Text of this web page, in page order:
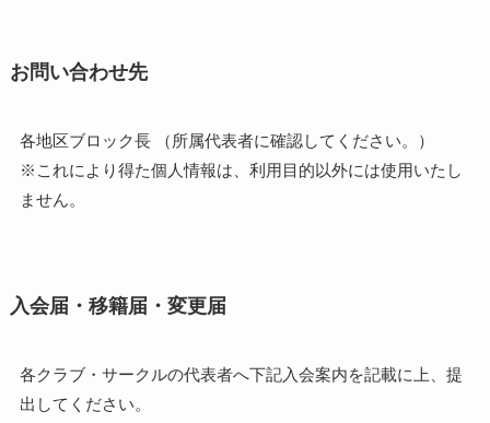
お問い合わせ先
各地区ブロック長 （所属代表者に確認してください。）
※これにより得た個人情報は、利用目的以外には使用いたし
ません。
入会届・移籍届・変更届
各クラブ・サークルの代表者へ下記入会案内を記載に上、提
出してください。